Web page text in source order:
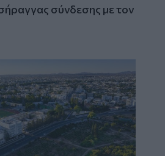
σύνδεσης με τον